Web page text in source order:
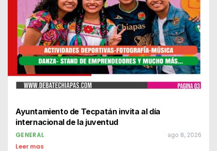
Ayuntamiento de Tecpatán invita al día
internacional de la juventud
GENERAL ago 8, 2026
Leer mas